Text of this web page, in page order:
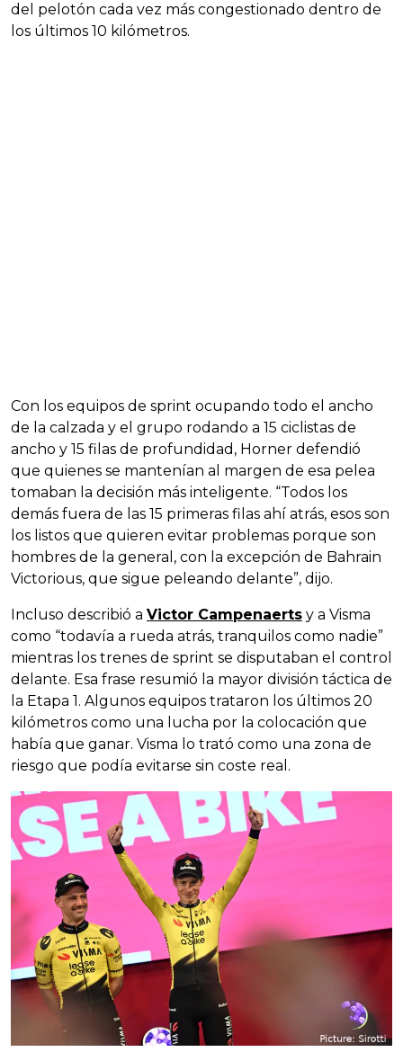
del pelotón cada vez más congestionado dentro de
los últimos 10 kilómetros.
Con los equipos de sprint ocupando todo el ancho
de la calzada y el grupo rodando a 15 ciclistas de
ancho y 15 filas de profundidad, Horner defendió
que quienes se mantenían al margen de esa pelea
tomaban la decisión más inteligente. “Todos los
demás fuera de las 15 primeras filas ahí atrás, esos son
los listos que quieren evitar problemas porque son
hombres de la general, con la excepción de Bahrain
Victorious, que sigue peleando delante”, dijo.
Incluso describió a Victor Campenaerts y a Visma
como “todavía a rueda atrás, tranquilos como nadie”
mientras los trenes de sprint se disputaban el control
delante. Esa frase resumió la mayor división táctica de
la Etapa 1. Algunos equipos trataron los últimos 20
kilómetros como una lucha por la colocación que
había que ganar. Visma lo trató como una zona de
riesgo que podía evitarse sin coste real.